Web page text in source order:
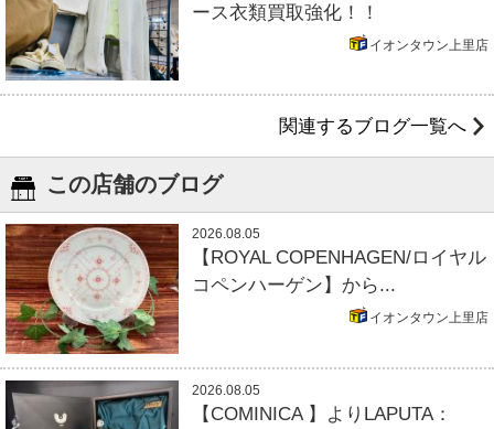
ース衣類買取強化！！
イオンタウン上里店
関連するブログ一覧へ
この店舗のブログ
2026.08.05
【ROYAL COPENHAGEN/ロイヤル
コペンハーゲン】から...
イオンタウン上里店
2026.08.05
【COMINICA 】よりLAPUTA：